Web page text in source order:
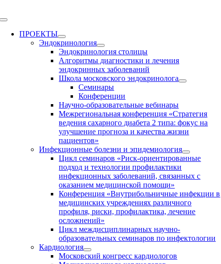
to
Toggle
NavigationПРОЕКТЫ
Эндокринология
Эндокринология столицы
Алгоритмы диагностики и лечения
эндокринных заболеваний
Школа московского эндокринолога
Семинары
Конференции
Научно-образовательные вебинары
Межрегиональная конференция «Стратегия
ведения сахарного диабета 2 типа: фокус на
улучшение прогноза и качества жизни
пациентов»
Инфекционные болезни и эпидемиология
Цикл семинаров «Риск-ориентированные
подход и технологии профилактики
инфекционных заболеваний, связанных с
оказанием медицинской помощи»
Конференция «Внутрибольничные инфекции в
медицинских учреждениях различного
профиля, риски, профилактика, лечение
осложнений»
Цикл междисциплинарных научно-
образовательных семинаров по инфектологии
Кардиология
Московский конгресс кардиологов